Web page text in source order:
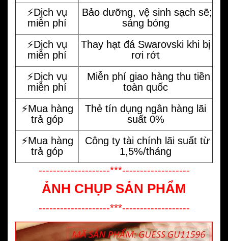
⚡️Dịch vụ
miễn phí
Bảo dưỡng, vệ sinh sạch sẽ;
sáng bóng
⚡️Dịch vụ
miễn phí
Thay hạt đá Swarovski khi bị
rơi rớt
⚡️Dịch vụ
miễn phí
Miễn phí giao hàng thu tiền
toàn quốc
⚡️Mua hàng
trả góp
Thẻ tín dụng ngân hàng lãi
suất 0%
⚡️Mua hàng
trả góp
Công ty tài chính lãi suất từ
1,5%/tháng
--------------------***-------------------
ẢNH CHỤP SẢN PHẨM
--------------------***-------------------